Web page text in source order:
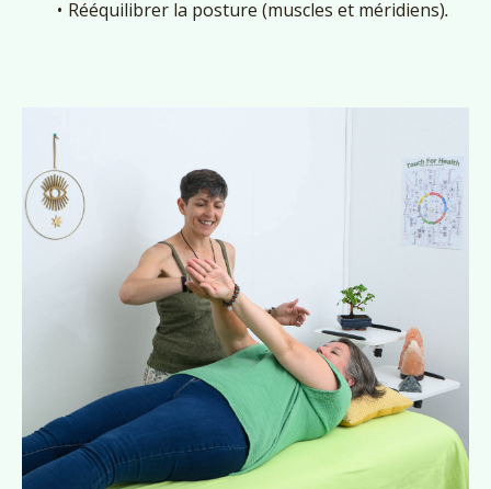
Rééquilibrer la posture (muscles et méridiens).